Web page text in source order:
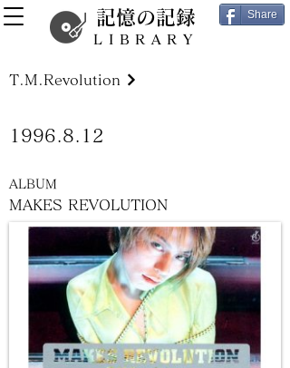
記憶の記録
LIBRARY
Share
MAKES REVOLUTION
T.M.Revolution
1996.8.12
ALBUM